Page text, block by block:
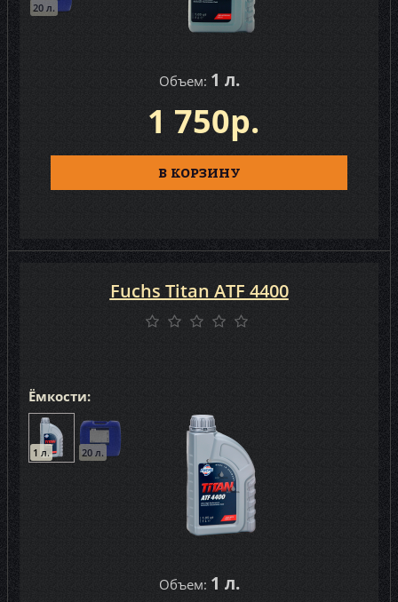
20 л.
Объем: 1 л.
1 750р.
В КОРЗИНУ
Ёмкости:
1 л. 20 л.
Объем: 1 л.
Fuchs Titan ATF 4400